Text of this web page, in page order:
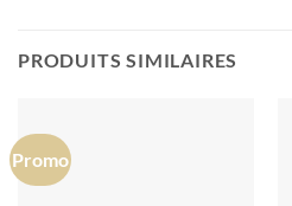
PRODUITS SIMILAIRES
Promo